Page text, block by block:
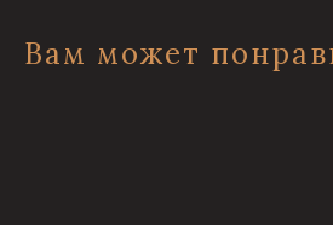
Вам может